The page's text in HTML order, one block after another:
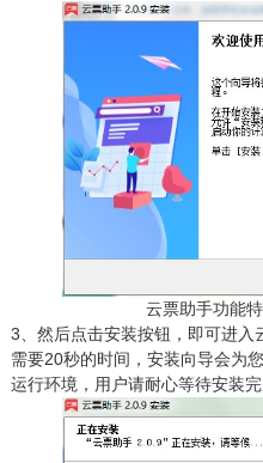
云票助手功能
3、然后点击安装按钮，即可进
需要20秒的时间，安装向导会为
运行环境，用户请耐心等待安装完